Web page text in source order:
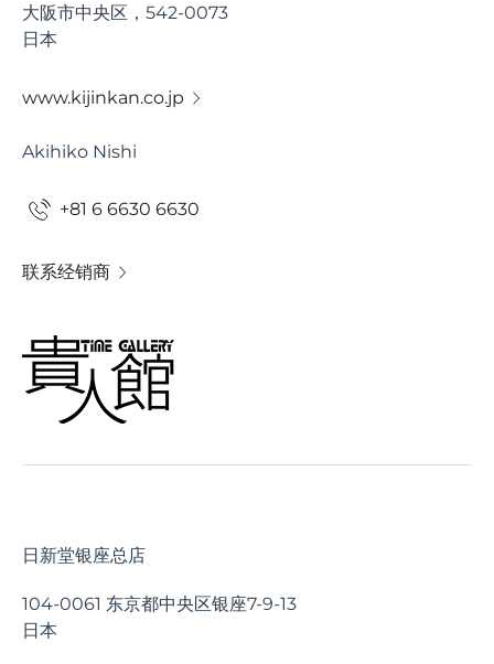
大阪市中央区，542-0073
日本
www.kijinkan.co.jp
Akihiko Nishi
+81 6 6630 6630
联系经销商
日新堂银座总店
104-0061 东京都中央区银座7-9-13
日本